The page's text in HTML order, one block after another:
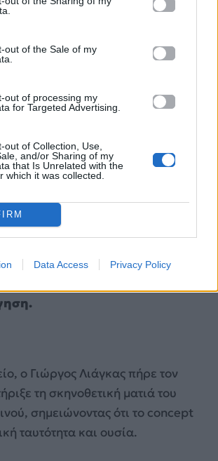
out of the Sale of my
out of processing my
for Targeted Advertising.
out of Collection, Use,
and/or Sharing of my
that Is Unrelated with the
which it was collected.
Data Access Privacy Policy
το παρασκήνιο από τη
πως ενώ πολλοί εκτίμησαν
το νόημα του τραγουδιού,
ο Γιώργος Λιάγκας πήρε τον
τη σκηνοθετική ματιά του
σημειώνοντας ότι το concept
ταυτότητα και ουσία.